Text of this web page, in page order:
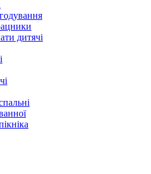
дитячі